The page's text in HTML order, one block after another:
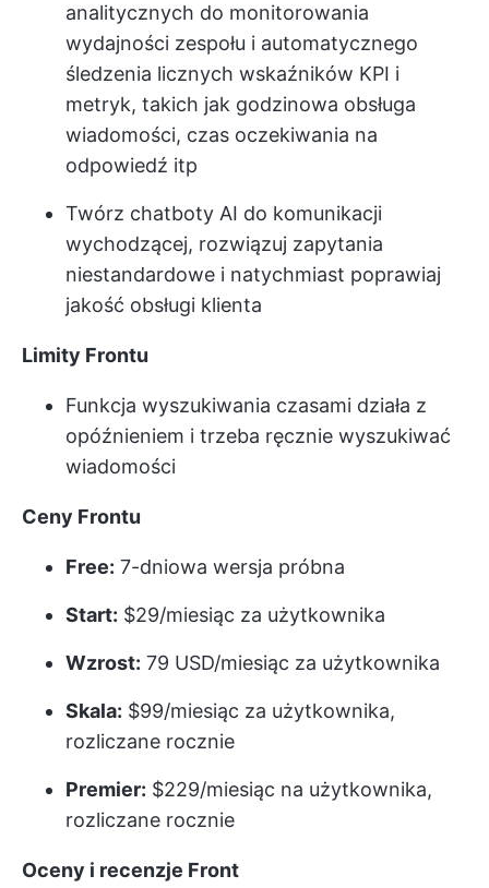
analitycznych do monitorowania
wydajności zespołu i automatycznego
śledzenia licznych wskaźników KPI i
metryk, takich jak godzinowa obsługa
wiadomości, czas oczekiwania na
odpowiedź itp
Twórz chatboty AI do komunikacji
wychodzącej, rozwiązuj zapytania
niestandardowe i natychmiast poprawiaj
jakość obsługi klienta
Limity Frontu
Funkcja wyszukiwania czasami działa z
opóźnieniem i trzeba ręcznie wyszukiwać
wiadomości
Ceny Frontu
Free: 7-dniowa wersja próbna
Start: $29/miesiąc za użytkownika
Wzrost: 79 USD/miesiąc za użytkownika
Skala: $99/miesiąc za użytkownika,
rozliczane rocznie
Premier: $229/miesiąc na użytkownika,
rozliczane rocznie
Oceny i recenzje Front